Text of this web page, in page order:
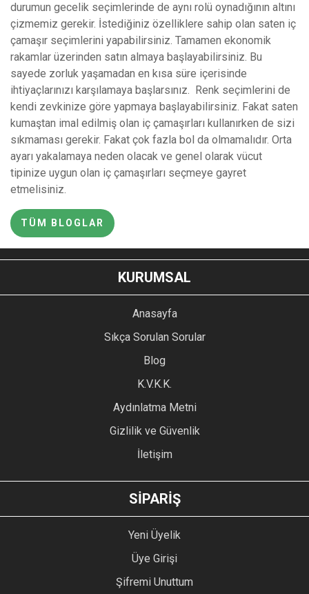
durumun gecelik seçimlerinde de aynı rolü oynadığının altını
çizmemiz gerekir. İstediğiniz özelliklere sahip olan saten iç
çamaşır seçimlerini yapabilirsiniz. Tamamen ekonomik
rakamlar üzerinden satın almaya başlayabilirsiniz. Bu
sayede zorluk yaşamadan en kısa süre içerisinde
ihtiyaçlarınızı karşılamaya başlarsınız. Renk seçimlerini de
kendi zevkinize göre yapmaya başlayabilirsiniz. Fakat saten
kumaştan imal edilmiş olan iç çamaşırları kullanırken de sizi
sıkmaması gerekir. Fakat çok fazla bol da olmamalıdır. Orta
ayarı yakalamaya neden olacak ve genel olarak vücut
tipinize uygun olan iç çamaşırları seçmeye gayret
etmelisiniz.
TÜM BLOGLAR
KURUMSAL
Anasayfa
Sıkça Sorulan Sorular
Blog
K.V.K.K.
Aydınlatma Metni
Gizlilik ve Güvenlik
İletişim
SİPARİŞ
Yeni Üyelik
Üye Girişi
Şifremi Unuttum